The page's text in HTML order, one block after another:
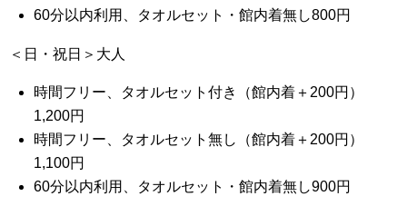
60分以内利用、タオルセット・館内着無し800円
＜日・祝日＞大人
時間フリー、タオルセット付き（館内着＋200円）
1,200円
時間フリー、タオルセット無し（館内着＋200円）
1,100円
60分以内利用、タオルセット・館内着無し900円